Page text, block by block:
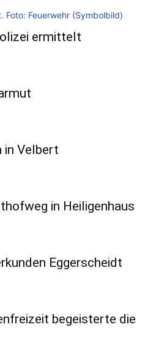
ermittelt
in Velbert
in Heiligenhaus
Eggerscheidt
begeisterte die